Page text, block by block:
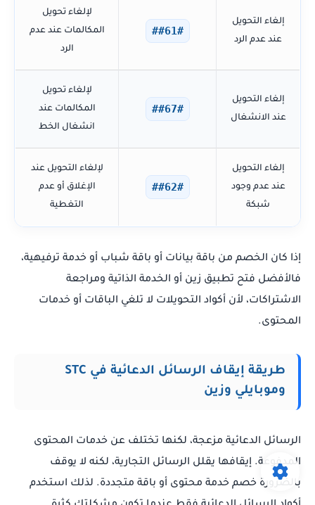
إلغاء التحويل
عند عدم الرد
##61#
لإلغاء تحويل
المكالمات عند عدم
الرد
إلغاء التحويل
عند الانشغال
##67#
لإلغاء تحويل
المكالمات عند
انشغال الخط
إلغاء التحويل
عند عدم وجود
شبكة
##62#
لإلغاء التحويل عند
الإغلاق أو عدم
التغطية
إذا كان الخصم من باقة بيانات أو باقة شباب أو خدمة ترفيهية،
فالأفضل فتح تطبيق زين أو الخدمة الذاتية ومراجعة
الاشتراكات، لأن أكواد التحويلات لا تلغي الباقات أو خدمات
المحتوى.
طريقة إيقاف الرسائل الدعائية في STC
وموبايلي وزين
الرسائل الدعائية مزعجة، لكنها تختلف عن خدمات المحتوى
المدفوعة. إيقافها يقلل الرسائل التجارية، لكنه لا يوقف
بالضرورة خصم خدمة محتوى أو باقة متجددة. لذلك استخدم